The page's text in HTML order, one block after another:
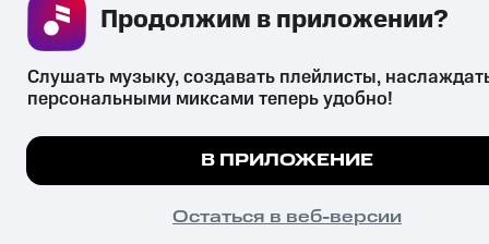
Мы используем куки, чтобы на сайте все работало.
ПОНЯТНО
Продолжим в приложении?
Слушать музыку, создавать плейлисты,
персональными миксами теперь удобно!
В ПРИЛОЖЕНИЕ
Остаться в веб-версии